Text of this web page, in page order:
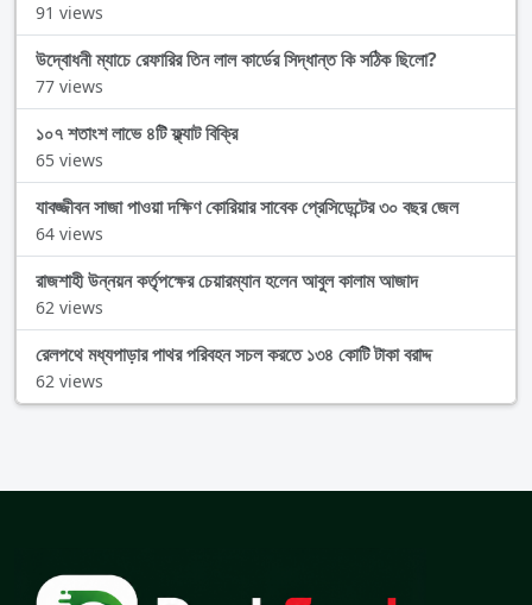
91 views
উদ্বোধনী ম্যাচে রেফারির তিন লাল কার্ডের সিদ্ধান্ত কি সঠিক ছিলো?
77 views
১০৭ শতাংশ লাভে ৪টি ফ্ল্যাট বিক্রি
65 views
যাবজ্জীবন সাজা পাওয়া দক্ষিণ কোরিয়ার সাবেক প্রেসিডেন্টের ৩০ বছর জেল
64 views
রাজশাহী উন্নয়ন কর্তৃপক্ষের চেয়ারম্যান হলেন আবুল কালাম আজাদ
62 views
রেলপথে মধ্যপাড়ার পাথর পরিবহন সচল করতে ১৩৪ কোটি টাকা বরাদ্দ
62 views